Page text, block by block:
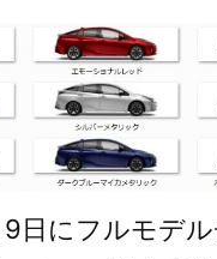
の
色
選
び
に
悩
9日にフルモデ